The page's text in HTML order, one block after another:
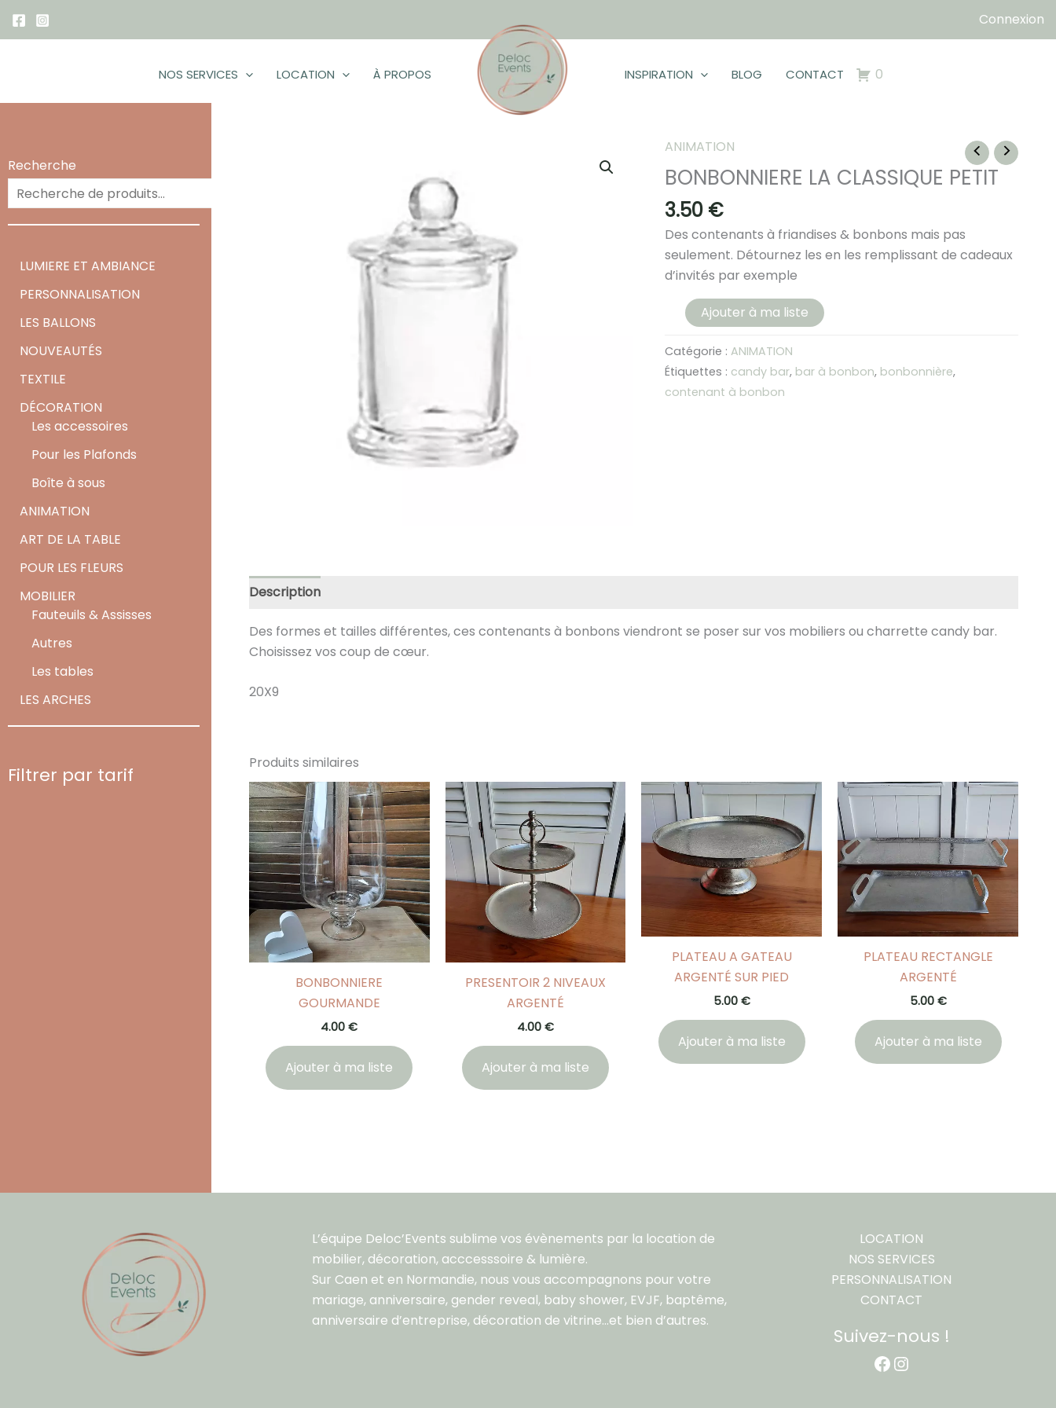
au
Connexion
NOS SERVICES LOCATION À PROPOS INSPIRATION BLOG CONTACT 0
Recherche
LUMIERE ET AMBIANCE
PERSONNALISATION
LES BALLONS
NOUVEAUTÉS
TEXTILE
DÉCORATION
Les accessoires
Pour les Plafonds
Boîte à sous
ANIMATION
ART DE LA TABLE
POUR LES FLEURS
MOBILIER
Fauteuils & Assisses
Autres
Les tables
LES ARCHES
Filtrer par tarif
ANIMATION
BONBONNIERE LA CLASSIQUE PETIT
3.50 €
Des contenants à friandises & bonbons mais pas
seulement. Détournez les en les remplissant de cadeaux
d’invités par exemple
quantité
BONBONNIERE
LA
CLASSIQUE
Ajouter à ma liste
Catégorie : ANIMATION
Étiquettes : candy bar, bar à bonbon, bonbonnière,
contenant à bonbon
Description
Des formes et tailles différentes, ces contenants à bonbons viendront se poser sur vos mobiliers ou charrette candy bar.
Choisissez vos coup de cœur.
20X9
Produits similaires
BONBONNIERE
GOURMANDE
4.00€
Ajouter à ma liste
PRESENTOIR 2 NIVEAUX
ARGENTÉ
4.00 €
Ajouter à ma liste
PLATEAU A GATEAU
ARGENTÉ SUR PIED
5.00 €
Ajouter à ma liste
PLATEAU RECTANGLE
ARGENTÉ
5.00 €
Ajouter à ma liste
L’équipe Deloc’Events sublime vos évènements par la location de
mobilier, décoration, acccesssoire & lumière.
Sur Caen et en Normandie, nous vous accompagnons pour votre
mariage, anniversaire, gender reveal, baby shower, EVJF, baptême,
anniversaire d’entreprise, décoration de vitrine…et bien d’autres.
LOCATION
NOS SERVICES
PERSONNALISATION
CONTACT
Suivez-nous !
Facebook
Instagram